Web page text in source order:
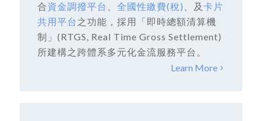
合資金調撥平台 全國性繳費(稅) 、及 卡片
共用平台 之功能，採用「即時總額清算機
制」(RTGS, Real Time Gross Settlement)
所建構之跨體系多元化金流服務平台。
Learn More